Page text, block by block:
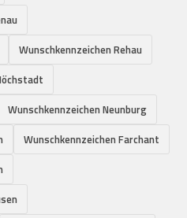
Wunschkennzeichen Rehau
Wunschkennzeichen Neunburg
Wunschkennzeichen Farchant